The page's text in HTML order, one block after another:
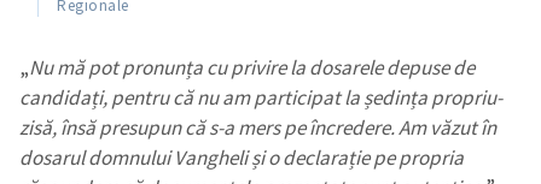
Regionale
„Nu mă pot pronunța cu privire la dosarele depuse de
candidați, pentru că nu am participat la ședința propriu-
zisă, însă presupun că s-a mers pe încredere. Am văzut în
dosarul domnului Vangheli și o declarație pe propria
Sursă anonimă
Nume+ Numele meu